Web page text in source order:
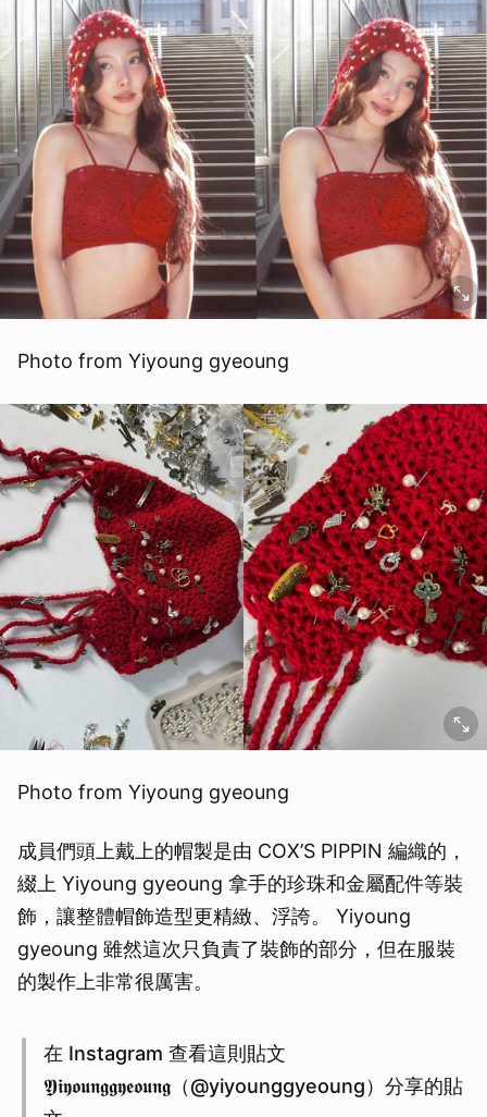
Photo from Yiyoung gyeoung
Photo from Yiyoung gyeoung
成員們頭上戴上的帽製是由 COX’S PIPPIN 編織的，
綴上 Yiyoung gyeoung 拿手的珍珠和金屬配件等裝
飾，讓整體帽飾造型更精緻、浮誇。 Yiyoung
gyeoung 雖然這次只負責了裝飾的部分，但在服裝
的製作上非常很厲害。
在 Instagram 查看這則貼文
𝖄𝖎𝖞𝖔𝖚𝖓𝖌𝖌𝖞𝖊𝖔𝖚𝖓𝖌（@yiyounggyeoung）分享的貼